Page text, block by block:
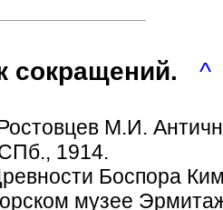
сокращений.
^
М.И.
1914.
Боспора
музее